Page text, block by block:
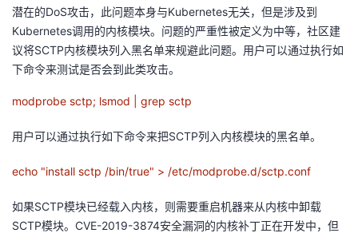
博
客
的
论
我
的
我
播
活
动
的
关
我
的
我
潜在的DoS攻击，此问题本身与Kubernetes无关，但是涉及到
Kubernetes调用的内核模块。问题的严重性被定义为中等，社区建
议将SCTP内核模块列入黑名单来规避此问题。用户可以通过执行如
下命令来测试是否会到此类攻击。
modprobe sctp; lsmod | grep sctp
用户可以通过执行如下命令来把SCTP列入内核模块的黑名单。
echo "install sctp /bin/true" > /etc/modprobe.d/sctp.conf
如果SCTP模块已经载入内核，则需要重启机器来从内核中卸载
SCTP模块。CVE-2019-3874安全漏洞的内核补丁正在开发中，但